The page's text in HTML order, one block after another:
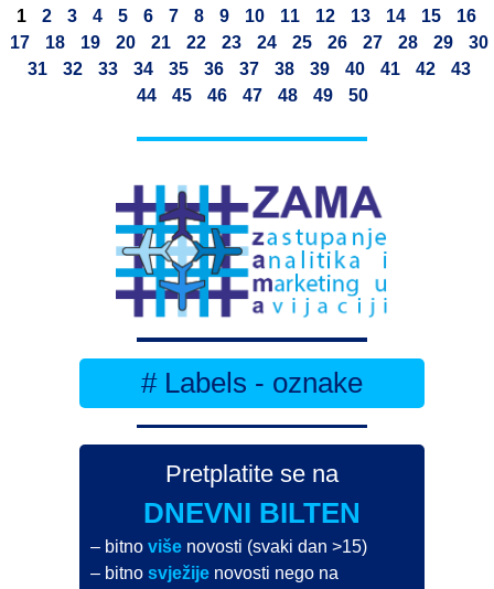
1 2 3 4 5 6 7 8 9 10 11 12 13 14 15
16
17
18 19 20 21 22 23 24 25 26 27 28 29
30
31
32 33 34 35 36 37 38 39 40 41 42
43
44
45 46 47 48 49 50
# Labels - oznake
Pretplatite se na
DNEVNI BILTEN
– bitno višenovosti (svaki dan >15)
– bitno svježijenovosti nego na